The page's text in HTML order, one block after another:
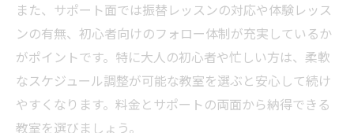
また、サポート面では振替レッスンの対応や体験レッス
ンの有無、初心者向けのフォロー体制が充実しているか
がポイントです。特に大人の初心者や忙しい方は、柔軟
なスケジュール調整が可能な教室を選ぶと安心して続け
やすくなります。料金とサポートの両面から納得できる